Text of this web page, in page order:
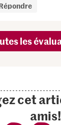
les
cet
amis!